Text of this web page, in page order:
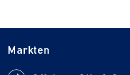
Markten